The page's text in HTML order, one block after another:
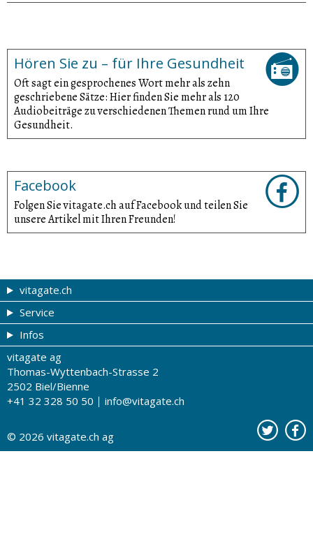
Hören Sie zu – für Ihre Gesundheit
Oft sagt ein gesprochenes Wort mehr als zehn
geschriebene Sätze: Hier finden Sie mehr als 120
Audiobeiträge zu verschiedenen Themen rund um Ihre
Gesundheit.
Facebook
Folgen Sie vitagate.ch auf Facebook und teilen Sie
unsere Artikel mit Ihren Freunden!
vitagate.ch
Gesund & schön
Themen von A-Z
Therapien von A-Z
Gesundheit zum Hören
Gesundheitstests
Service
Gutscheine
Drogistenstern
Drogeriesuche
Partner-Drogerien
Kontakt
Infos
Impressum
Über uns
Nutzungsbestimmungen
Werbung auf vitagate.ch
vitagate ag
Thomas-Wyttenbach-Strasse 2
2502 Biel/Bienne
+41 32 328 50 50
info@vitagate.ch
© 2026 vitagate.ch ag